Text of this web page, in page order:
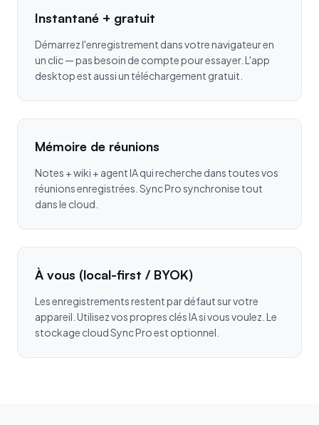
Instantané + gratuit
Démarrez l'enregistrement dans votre navigateur en
un clic — pas besoin de compte pour essayer. L'app
desktop est aussi un téléchargement gratuit.
Mémoire de réunions
Notes + wiki + agent IA qui recherche dans toutes vos
réunions enregistrées. Sync Pro synchronise tout
dans le cloud.
À vous (local-first / BYOK)
Les enregistrements restent par défaut sur votre
appareil. Utilisez vos propres clés IA si vous voulez. Le
stockage cloud Sync Pro est optionnel.